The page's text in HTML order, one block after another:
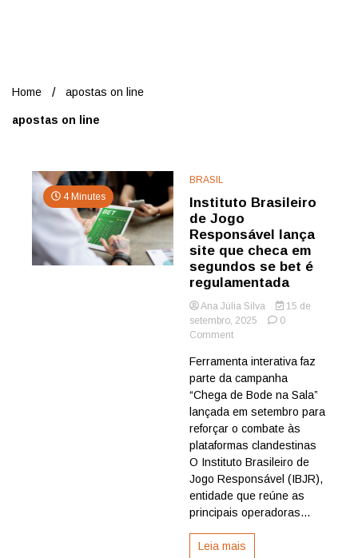
Home apostas on line
apostas on line
4 Minutes
BRASIL
Instituto Brasileiro
de Jogo
Responsável lança
site que checa em
segundos se bet é
regulamentada
Ana Júlia Silva
15 de
setembro, 2025
0
Commenton
Brasileiro
de
Jogo
Responsável
site
que
checa
em
segundos
é
regulamentada
Ferramenta interativa faz
parte da campanha
“Chega de Bode na Sala”
lançada em setembro para
reforçar o combate às
plataformas clandestinas
O Instituto Brasileiro de
Jogo Responsável (IBJR),
entidade que reúne as
principais operadoras...
Leia mais